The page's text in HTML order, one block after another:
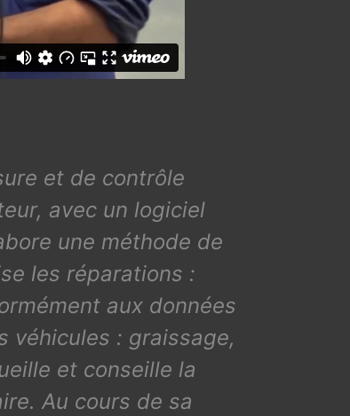
et de contrôle
avec un logiciel
une méthode de
les réparations :
aux données
véhicules : graissage,
et conseille la
Au cours de sa